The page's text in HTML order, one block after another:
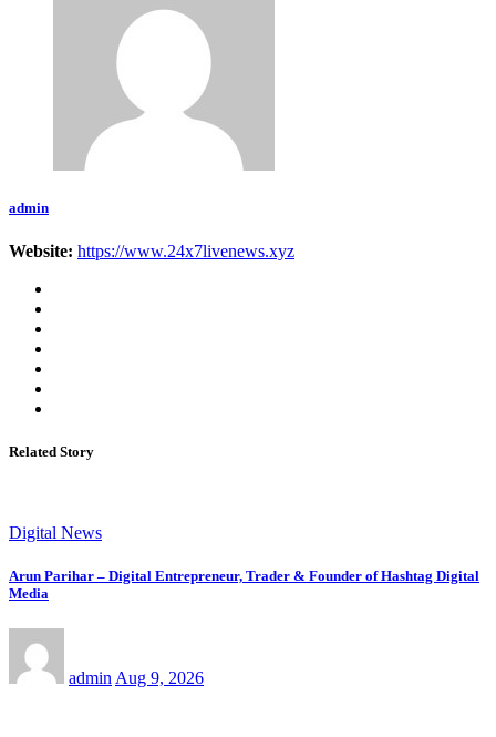
admin
Website: https://www.24x7livenews.xyz
Related Story
Digital News
Arun Parihar – Digital Entrepreneur, Trader & Founder of Hashtag Digital
Media
admin Aug 9, 2026